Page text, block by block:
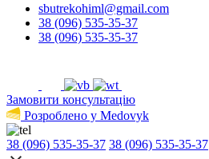
sbutrekohiml@gmail.com
38 (096) 535-35-37
38 (096) 535-35-37
Замовити консультацію
Розроблено у Medovyk
38 (096) 535-35-37 38 (096) 535-35-37